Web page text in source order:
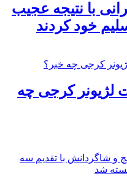
با نتیجه عجیب
خود کردند
لژیونر کرجی چه